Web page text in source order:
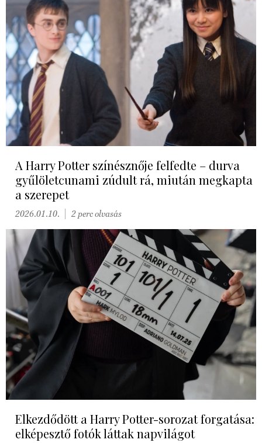
A Harry Potter színésznője felfedte – durva
gyűlöletcunami zúdult rá, miután megkapta
a szerepet
2026.01.10. 2 perc olvasás
Elkezdődött a Harry Potter-sorozat forgatása:
elképesztő fotók láttak napvilágot